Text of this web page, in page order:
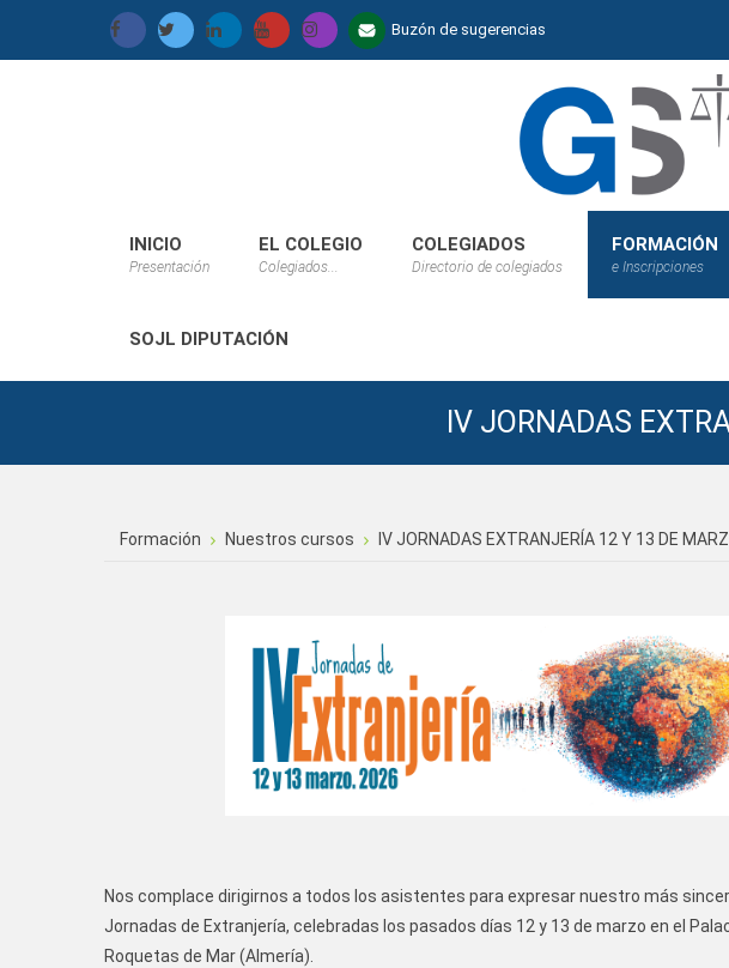
Buzón de sugerencias
INICIO
Presentación
EL COLEGIO
Colegiados...
COLEGIADOS
Directorio de colegiados
FORMACIÓN
e Inscripciones
SOJL DIPUTACIÓN
Formación Nuestros cursos IV JORNADAS EXTRANJERÍA 12 Y 13 DE
IV JORNADAS
Nos complace dirigirnos a todos los asistentes para expresar nuestro más
Jornadas de Extranjería, celebradas los pasados días 12 y 13 de marzo en el
Roquetas de Mar (Almería).